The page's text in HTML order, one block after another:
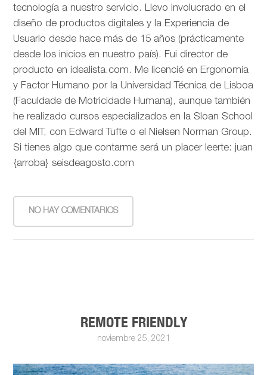
tecnología a nuestro servicio. Llevo involucrado en el
diseño de productos digitales y la Experiencia de
Usuario desde hace más de 15 años (prácticamente
desde los inicios en nuestro país). Fui director de
producto en idealista.com. Me licencié en Ergonomía
y Factor Humano por la Universidad Técnica de Lisboa
(Faculdade de Motricidade Humana), aunque también
he realizado cursos especializados en la Sloan School
del MIT, con Edward Tufte o el Nielsen Norman Group.
Si tienes algo que contarme será un placer leerte: juan
{arroba} seisdeagosto.com
NO HAY COMENTARIOS
REMOTE FRIENDLY
noviembre 25, 2021